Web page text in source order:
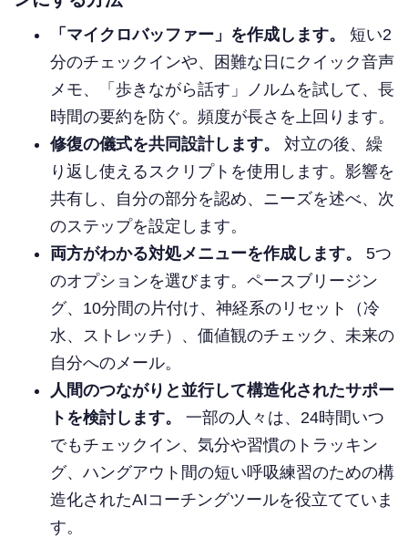
「マイクロバッファー」を作成します。
短い2
分のチェックインや、困難な日にクイック音声
メモ、「歩きながら話す」ノルムを試して、長
時間の要約を防ぐ。頻度が長さを上回ります。
修復の儀式を共同設計します。
対立の後、繰
り返し使えるスクリプトを使用します。影響を
共有し、自分の部分を認め、ニーズを述べ、次
のステップを設定します。
両方がわかる対処メニューを作成します。
5つ
のオプションを選びます。ペースブリージン
グ、10分間の片付け、神経系のリセット（冷
水、ストレッチ）、価値観のチェック、未来の
自分へのメール。
人間のつながりと並行して構造化されたサポー
トを検討します。
一部の人々は、24時間いつ
でもチェックイン、気分や習慣のトラッキン
グ、ハングアウト間の短い呼吸練習のための構
造化されたAIコーチングツールを役立てていま
す。